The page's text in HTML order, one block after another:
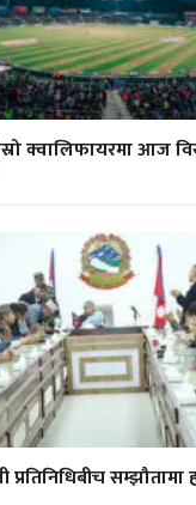
क्वालिफायरमा आज
सम्झौतामा